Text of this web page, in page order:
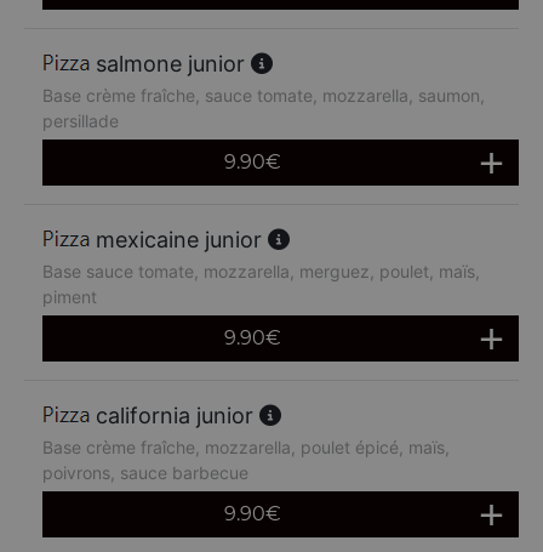
salmone junior
Base crème fraîche, sauce tomate, mozzarella, saumon,
persillade
9.90€
mexicaine junior
Base sauce tomate, mozzarella, merguez, poulet, maïs,
piment
9.90€
california junior
Base crème fraîche, mozzarella, poulet épicé, maïs,
poivrons, sauce barbecue
9.90€